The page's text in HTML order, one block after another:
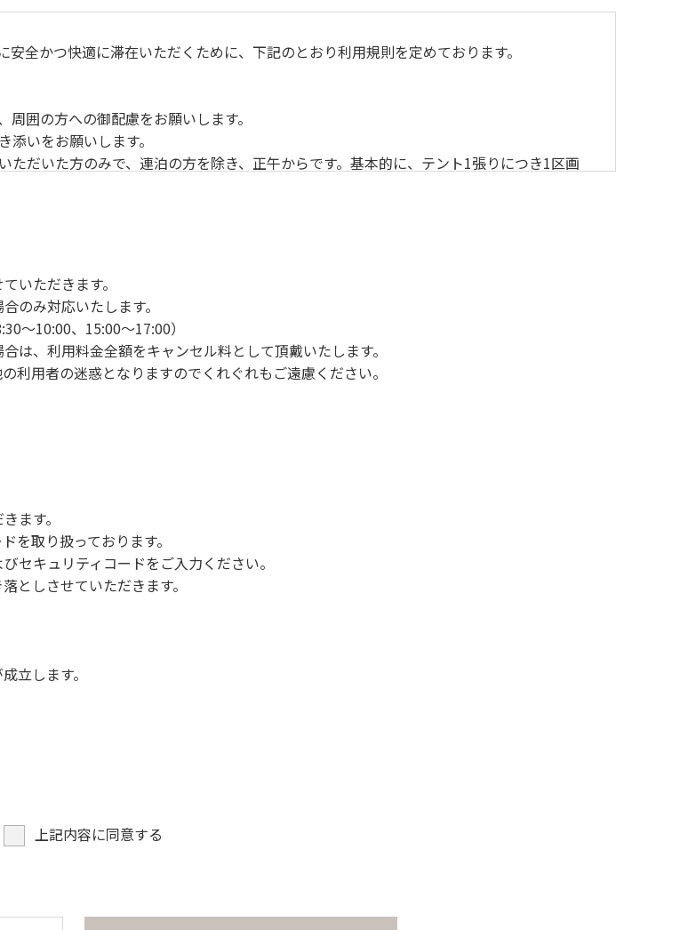
全かつ快適に滞在いただくために、下記のとおり利用規則を定めております。
囲の方への御配慮をお願いします。
いをお願いします。
だいた方のみで、連泊の方を除き、正午からです。基本的に、テント1張りにつき1区画
まで）です。チェックインの手続きを行っていない方や使用人数が増えた場合は、必ず
時までの間にゴミステーションに出してください。日帰り使用の方及び午前７時30分前
ー、打ち上げ式花火、テントサウナの設置
水し、川原で遊んでいると大変危険な状態になりやすく、過去にも増水により人が流
降り急に増水することがあるので、水の濁りに注意し、濁り始めたときには直ちに川原
あった場合は素直に耳を傾け、指示に従う。
いただきます。
のみ対応いたします。
～10:00、15:00～17:00）
は、利用料金全額をキャンセル料として頂戴いたします。
利用者の迷惑となりますのでくれぐれもご遠慮ください。
ます。
を取り扱っております。
セキュリティコードをご入力ください。
としさせていただきます。
立します。
上記内容に同意する